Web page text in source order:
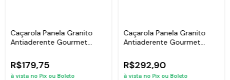
Caçarola Panela Granito
Antiaderente Gourmet
R$179,75
à vista no Pix ou Boleto
Caçarola Panela Granito
Antiaderente Gourmet
R$292,90
à vista no Pix ou Boleto